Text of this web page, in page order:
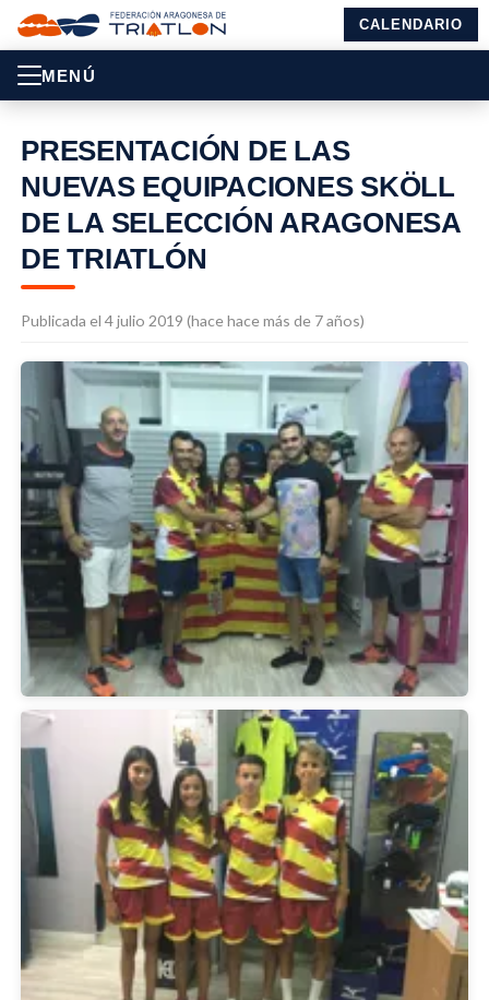
CALENDARIO
MENÚ
PRESENTACIÓN DE LAS
NUEVAS EQUIPACIONES SKÖLL
DE LA SELECCIÓN ARAGONESA
DE TRIATLÓN
Publicada el 4 julio 2019 (hace hace más de 7 años)